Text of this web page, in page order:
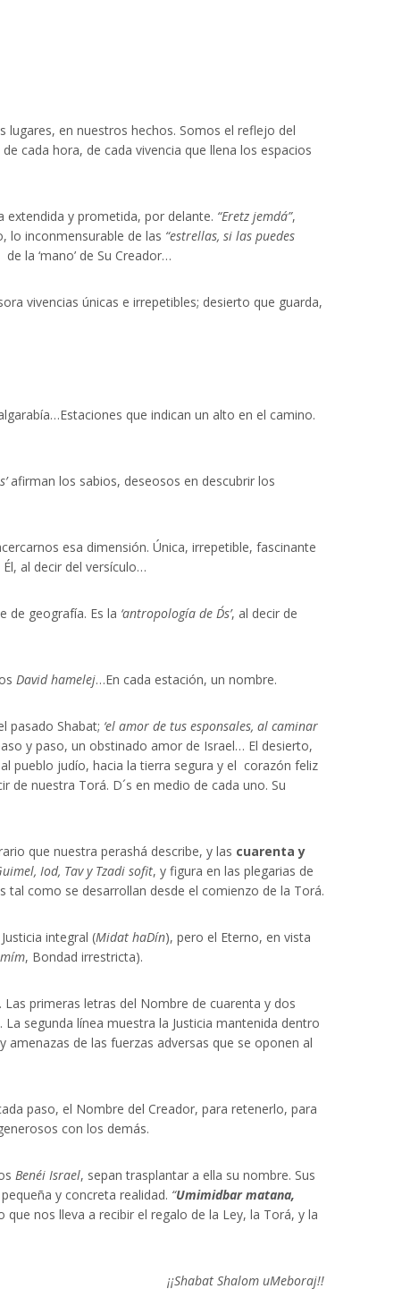
en nuestros hechos. Somos el reflejo del
cada hora, de cada vivencia que llena los espacios
extendida y prometida, por delante. “Eretz jemdá”,
lo inconmensurable de las “estrellas, si las puedes
la ‘mano’ de Su Creador…
vivencias únicas e irrepetibles; desierto que guarda,
que indican un alto en el camino.
afirman los sabios, deseosos en descubrir los
esa dimensión. Única, irrepetible, fascinante
al decir del versículo…
de geografía. Es la ‘antropología de D´s’, al decir de
David hamelej…En cada estación, un nombre.
pasado Shabat; ‘el amor de tus esponsales, al caminar
y paso, un obstinado amor de Israel… El desierto,
pueblo judío, hacia la tierra segura y el corazón feliz
de nuestra Torá. D´s en medio de cada uno. Su
que nuestra perashá describe, y las cuarenta y
Iod, Tav y Tzadi sofit, y figura en las plegarias de
tal como se desarrollan desde el comienzo de la Torá.
integral (Midat haDín), pero el Eterno, en vista
, Bondad irrestricta).
primeras letras del Nombre de cuarenta y dos
segunda línea muestra la Justicia mantenida dentro
de las fuerzas adversas que se oponen al
paso, el Nombre del Creador, para retenerlo, para
con los demás.
Benéi Israel, sepan trasplantar a ella su nombre. Sus
y concreta realidad. “Umimidbar matana,
nos lleva a recibir el regalo de la Ley, la Torá, y la
¡¡Shabat Shalom uMeboraj!!